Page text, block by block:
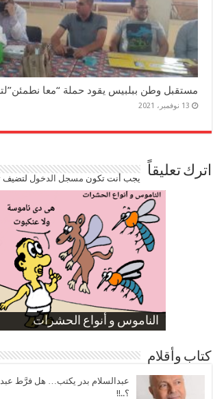
مستقبل وطن ببلبيس يقود حملة “معا
13 نوفمبر، 2021
اترك تعليقاً يجب أنت تكون مسجل الدخوللتضيف
الناموس و أنواع الحشرات
الموظفين بعد ارتفاع الأسعار
ارتفاع نسبة الطلاق في مصر
صورة كاركاتيرية
صورة كاركاتيرية
كتاب وأقلام
عبدالسلام بدر يكتب… هل فرَّط
؟..!!